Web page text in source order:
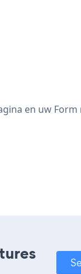
en uw